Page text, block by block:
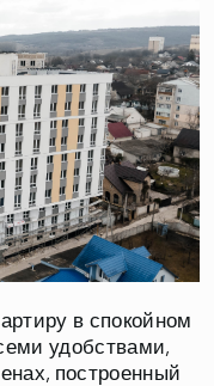
в спокойном
удобствами,
построенный